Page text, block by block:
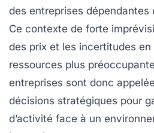
des entreprises dépendantes
Ce contexte de forte
des prix et les incertitudes en
ressources plus
entreprises sont donc
décisions stratégiques pour
d’activité face à un